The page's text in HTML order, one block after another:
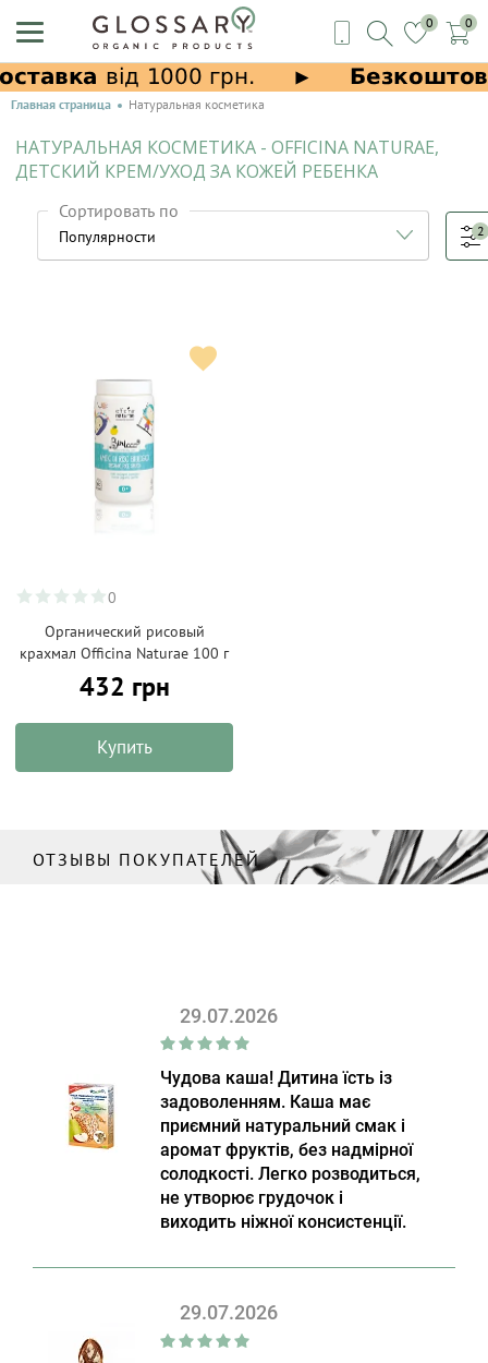
0 0
Главная страница Натуральная косметика
НАТУРАЛЬНАЯ КОСМЕТИКА - OFFICINA NATURAE,
ДЕТСКИЙ КРЕМ/УХОД ЗА КОЖЕЙ РЕБЕНКА
Сортировать по
2
0
Органический рисовый
крахмал Officina Naturae 100 г
432 грн
Купить
ОТЗЫВЫ ПОКУПАТЕЛЕЙ
29.07.2026
Чудова каша! Дитина їсть із
задоволенням. Каша має
приємний натуральний смак і
аромат фруктів, без надмірної
солодкості. Легко розводиться,
не утворює грудочок і
виходить ніжної консистенції.
29.07.2026